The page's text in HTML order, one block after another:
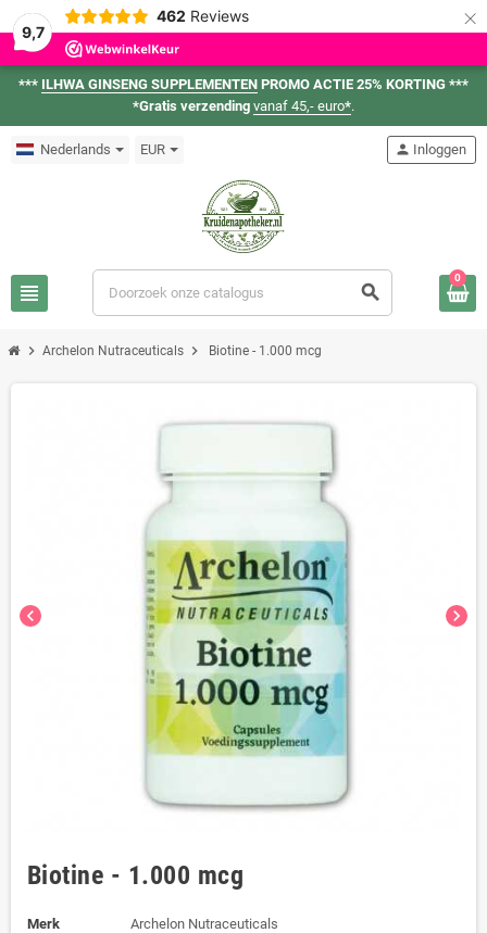
9,7
462 Reviews ×
*** ILHWA GINSENG SUPPLEMENTEN PROMO ACTIE 25% KORTING ***
*Gratis verzending vanaf 45,- euro*.
Nederlands EUR
view_headline search
person Inloggen
0
chevron_right Archelon Nutraceuticals chevron_right Biotine - 1.000 mcg
chevron_left chevron_right
Biotine - 1.000 mcg
Merk
Archelon Nutraceuticals